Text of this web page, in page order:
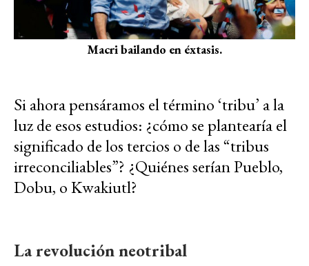
Macri bailando en éxtasis.
Si ahora pensáramos el término ‘tribu’ a la
luz de esos estudios: ¿cómo se plantearía el
significado de los tercios o de las “tribus
irreconciliables”? ¿Quiénes serían Pueblo,
Dobu, o Kwakiutl?
La revolución neotribal